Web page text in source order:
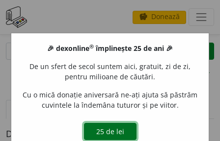
savings Donează
clear
opțiuni
definiții (1)
Definiția cu ID-ul 896048:
🎉 dexonline® împlinește 25 de ani 🎉
De un sfert de secol suntem aici, gratuit, zi de zi,
pentru milioane de căutări.
Cu o mică donație aniversară ne-ați ajuta să păstrăm
cuvintele la îndemâna tuturor și pe viitor.